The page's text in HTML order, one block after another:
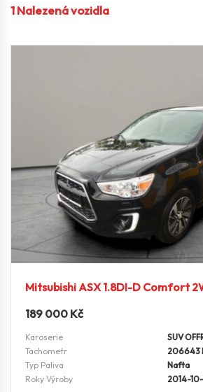
1Nalezená vozidla
Mitsubishi ASX 1.8DI-D Comfort
189 000 Kč
Karoserie
SUV
Tachometr
206643
Typ Paliva
Nafta
Roky Výroby
2014-